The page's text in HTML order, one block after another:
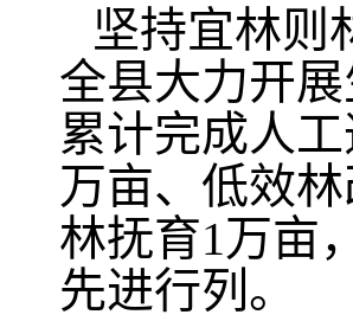
坚持宜林则
全县大力开
累计完成人
万亩、低效
林抚育1万亩
先进行列。